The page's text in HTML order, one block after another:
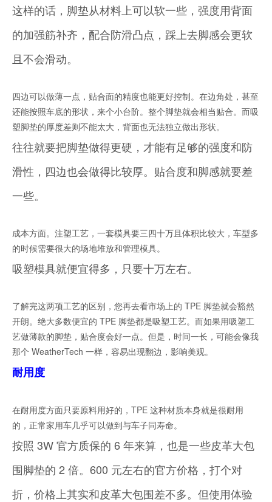
这样的话，脚垫从材料上可以软一些，强度用背面
的加强筋补齐，配合防滑凸点，踩上去脚感会更软
且不会滑动。
四边可以做薄一点，贴合面的精度也能更好控制。在边角处，甚至
还能按照车底的形状，来个小台阶。整个脚垫就会相当贴合。而吸
塑脚垫的厚度差则不能太大，背面也无法独立做出形状。
往往就要把脚垫做得更硬，才能有足够的强度和防
滑性，四边也会做得比较厚。贴合度和脚感就要差
一些。
成本方面。注塑工艺，一套模具要三四十万且体积比较大，车型多
的时候需要很大的场地堆放和管理模具。
吸塑模具就便宜得多，只要十万左右。
了解完这两项工艺的区别，您再去看市场上的 TPE 脚垫就会豁然
开朗。绝大多数便宜的 TPE 脚垫都是吸塑工艺。而如果用吸塑工
艺做薄款的脚垫，贴合度会好一点。但是，时间一长，可能会像我
那个 WeatherTech 一样，容易出现翻边，影响美观。
耐用度
在耐用度方面只要原料用好的，TPE 这种材质本身就是很耐用
的，正常家用车几乎可以做到与车子同寿命。
按照 3W 官方质保的 6 年来算，也是一些皮革大包
围脚垫的 2 倍。600 元左右的官方价格，打个对
折，价格上其实和皮革大包围差不多。但使用体验